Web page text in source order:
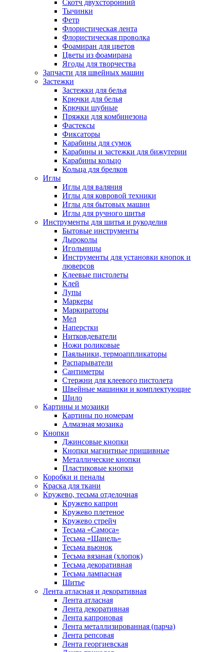
Скотч двухсторонний
Тычинки
Фетр
Флористическая лента
Флористическая проволка
Фоамиран для цветов
Цветы из фоамирана
Ягоды для творчества
Запчасти для швейных машин
Застежки
Застежки для белья
Крючки для белья
Крючки шубные
Пряжки для комбинезона
Фастексы
Фиксаторы
Карабины для сумок
Карабины и застежки для бижутерии
Карабины кольцо
Кольца для брелков
Иглы
Иглы для валяния
Иглы для ковровой техники
Иглы для бытовых машин
Иглы для ручного шитья
Инструменты для шитья и рукоделия
Бытовые инструменты
Дыроколы
Игольницы
Инструменты для установки кнопок и
люверсов
Клеевые пистолеты
Клей
Лупы
Маркеры
Маркираторы
Мел
Наперстки
Нитковдеватели
Ножи роликовые
Паяльники, термоаппликаторы
Распарыватели
Сантиметры
Стержни для клеевого пистолета
Швейные машинки и комплектующие
Шило
Картины и мозаики
Картины по номерам
Алмазная мозаика
Кнопки
Джинсовые кнопки
Кнопки магнитные пришивные
Металлические кнопки
Пластиковые кнопки
Коробки и пеналы
Краска для ткани
Кружево, тесьма отделочная
Кружево капрон
Кружево плетеное
Кружево стрейч
Тесьма «Самоса»
Тесьма «Шанель»
Тесьма вьюнок
Тесьма вязаная (хлопок)
Тесьма декоративная
Тесьма лампасная
Шитье
Лента атласная и декоративная
Лента атласная
Лента декоративная
Лента капроновая
Лента металлизированная (парча)
Лента репсовая
Лента георгиевская